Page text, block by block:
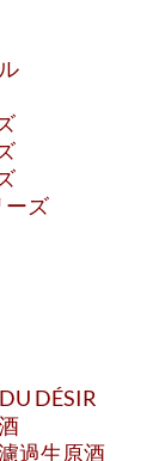
ーズ
DÉSIR
過生原酒